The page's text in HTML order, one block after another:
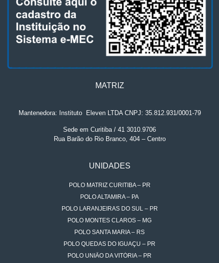
MATRIZ
Mantenedora: Instituto. Eleven LTDA CNPJ: 35.812.931/0001-79
Sede em Curitiba / 41 3010.9706
Rua Barão do Rio Branco, 404 – Centro
UNIDADES
POLO MATRIZ CURITIBA – PR
POLO ALTAMIRA – PA
POLO LARANJEIRAS DO SUL – PR
POLO MONTES CLAROS – MG
POLO SANTA MARIA – RS
POLO QUEDAS DO IGUAÇU – PR
POLO UNIÃO DA VITÓRIA – PR